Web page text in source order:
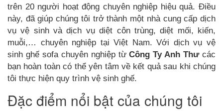
trên 20 người hoạt động chuyên nghiệp hiệu quả. Điều
này, đã giúp chúng tôi trở thành một nhà cung cấp dịch
vụ vệ sinh và dịch vụ diệt côn trùng, diệt mối, kiến,
muỗi,… chuyên nghiệp tại Việt Nam. Với dịch vụ vệ
sinh ghế sofa chuyên nghiệp từCông Ty Anh Thưcác
bạn hoàn toàn có thể yên tâm về kết quả sau khi chúng
tôi thực hiện quy trình vệ sinh ghế.
Đặc điểm nổi bật của chúng tôi